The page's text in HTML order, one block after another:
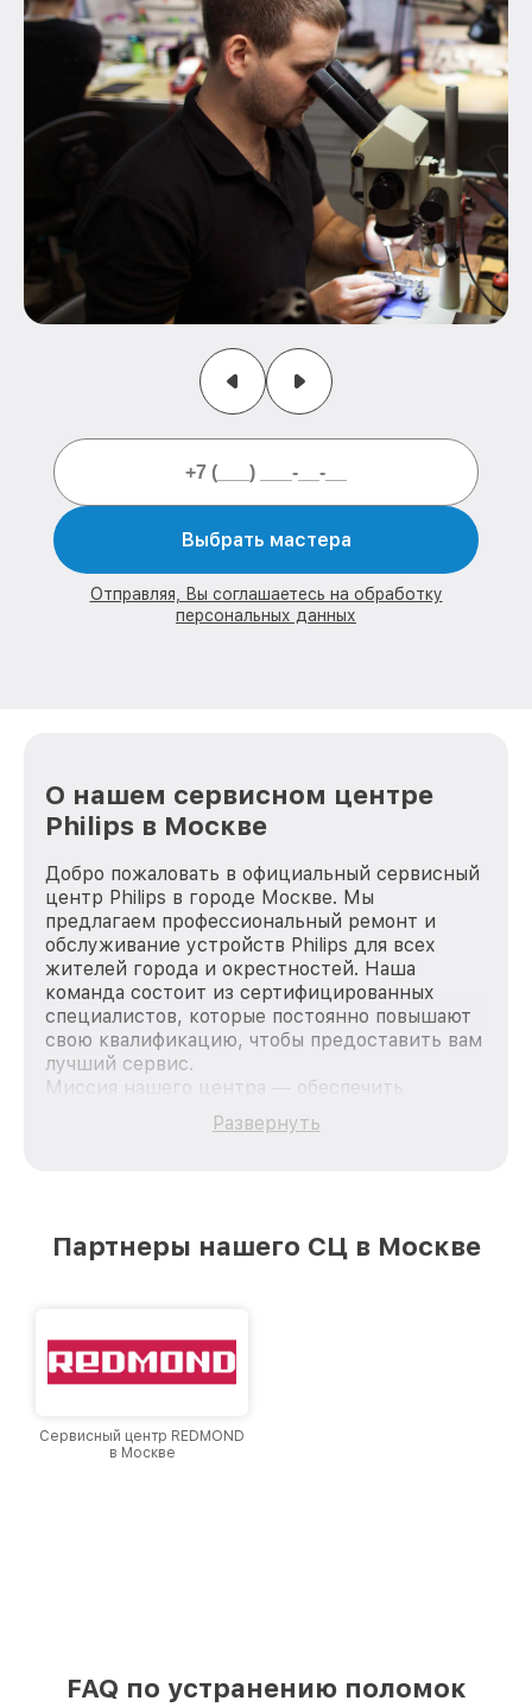
Выбрать мастера
Отправляя, Вы соглашаетесь на обработку
персональных данных
О нашем сервисном центре
Philips в Москве
Добро пожаловать в официальный сервисный
центр Philips в городе Москве. Мы
предлагаем профессиональный ремонт и
обслуживание устройств Philips для всех
жителей города и окрестностей. Наша
команда состоит из сертифицированных
специалистов, которые постоянно повышают
свою квалификацию, чтобы предоставить вам
лучший сервис.
Миссия нашего центра — обеспечить
качественный и доступный ремонт для
каждого пользователя продукции Philips, вне
лучшим сервисным центром Philips в городе
Развернуть
Партнеры нашего СЦ в Москве
Сервисный центр REDMOND
в Москве
FAQ по устранению поломок